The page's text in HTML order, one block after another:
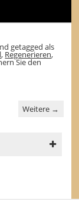
getagged als
, Regenerieren,
Sie den
Weitere →